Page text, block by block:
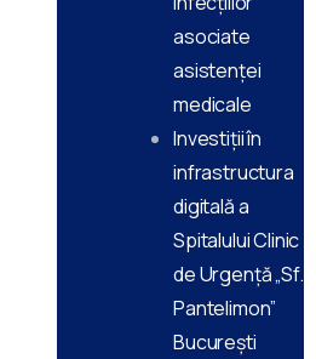
asociate
asistenței
medicale
Investiții în
infrastructura
digitală a
Spitalului Clinic
de Urgență „Sf.
Pantelimon”
Bucureşti